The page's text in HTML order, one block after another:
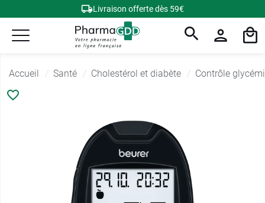
Livraison offerte dès 59€
Accueil Santé Cholestérol et diabète Contrôle